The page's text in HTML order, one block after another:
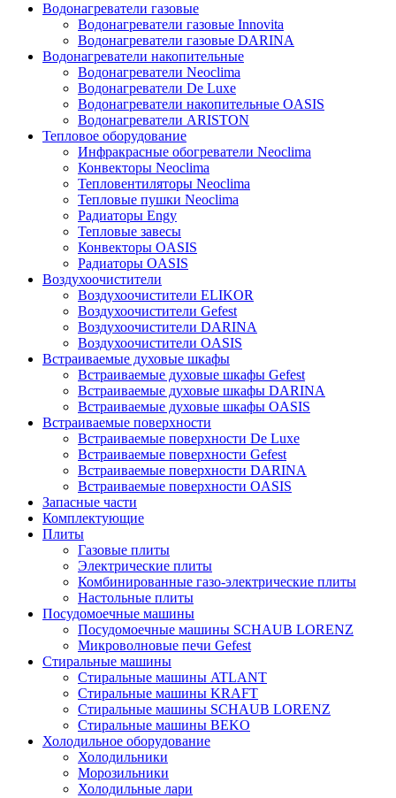
Водонагреватели газовые
Водонагреватели газовые Innovita
Водонагреватели газовые DARINA
Водонагреватели накопительные
Водонагреватели Neoclima
Водонагреватели De Luxe
Водонагреватели накопительные OASIS
Водонагреватели ARISTON
Тепловое оборудование
Инфракрасные обогреватели Neoclima
Конвекторы Neoclima
Тепловентиляторы Neoclima
Тепловые пушки Neoclima
Радиаторы Engy
Тепловые завесы
Конвекторы OASIS
Радиаторы OASIS
Воздухоочистители
Воздухоочистители ELIKOR
Воздухоочистители Gefest
Воздухоочистители DARINA
Воздухоочистители OASIS
Встраиваемые духовые шкафы
Встраиваемые духовые шкафы Gefest
Встраиваемые духовые шкафы DARINA
Встраиваемые духовые шкафы OASIS
Встраиваемые поверхности
Встраиваемые поверхности De Luxe
Встраиваемые поверхности Gefest
Встраиваемые поверхности DARINA
Встраиваемые поверхности OASIS
Запасные части
Комплектующие
Плиты
Газовые плиты
Электрические плиты
Комбинированные газо-электрические плиты
Настольные плиты
Посудомоечные машины
Посудомоечные машины SCHAUB LORENZ
Микроволновые печи Gefest
Стиральные машины
Стиральные машины ATLANT
Стиральные машины KRAFT
Стиральные машины SCHAUB LORENZ
Стиральные машины BEKO
Холодильное оборудование
Холодильники
Морозильники
Холодильные лари